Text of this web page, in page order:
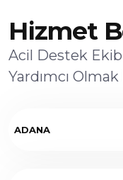
Hizmet
Acil Destek
Yardımcı
ADANA